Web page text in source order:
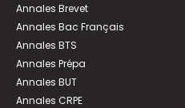
Annales Brevet
Annales Bac Français
Annales BTS
Annales Prépa
Annales BUT
Annales CRPE